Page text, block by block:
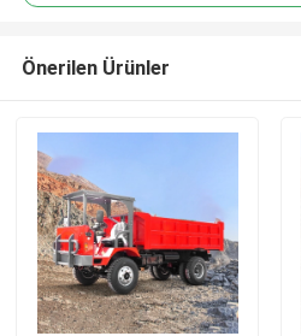
Önerilen Ürünler